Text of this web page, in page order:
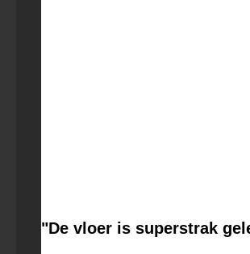
"De vloer is superstrak